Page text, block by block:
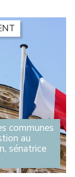
communes
au
sénatrice
sénatrice